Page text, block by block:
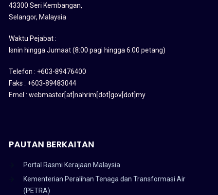
43300 Seri Kembangan,
Selangor, Malaysia
Waktu Pejabat :
Isnin hingga Jumaat (8:00 pagi hingga 6:00 petang)
Telefon : +603-89476400
Faks : +603-89483044
Emel : webmaster[at]nahrim[dot]gov[dot]my
PAUTAN BERKAITAN
Portal Rasmi Kerajaan Malaysia
Kementerian Peralihan Tenaga dan Transformasi Air
(PETRA)